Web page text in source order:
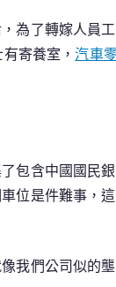
為了轉嫁人員
有寄養室，汽車
包含中國國民
位是件難事，
我們公司似的